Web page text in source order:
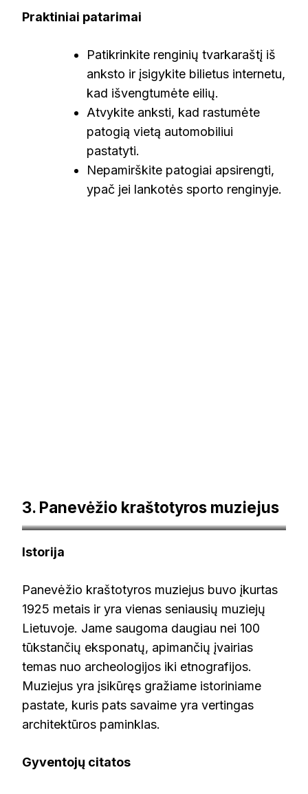
Praktiniai patarimai
Patikrinkite renginių tvarkaraštį iš
anksto ir įsigykite bilietus internetu,
kad išvengtumėte eilių.
Atvykite anksti, kad rastumėte
patogią vietą automobiliui
pastatyti.
Nepamirškite patogiai apsirengti,
ypač jei lankotės sporto renginyje.
3. Panevėžio kraštotyros muziejus
Istorija
Panevėžio kraštotyros muziejus buvo įkurtas
1925 metais ir yra vienas seniausių muziejų
Lietuvoje. Jame saugoma daugiau nei 100
tūkstančių eksponatų, apimančių įvairias
temas nuo archeologijos iki etnografijos.
Muziejus yra įsikūręs gražiame istoriniame
pastate, kuris pats savaime yra vertingas
architektūros paminklas.
Gyventojų citatos